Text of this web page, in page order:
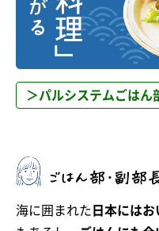
＞パルシステムごはん
海に囲まれた 日本には